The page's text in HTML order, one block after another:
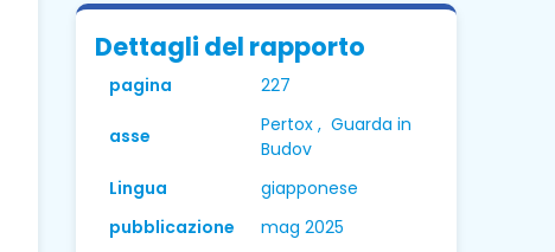
Dettagli del rapporto
pagina 227
asse
Pertox , Guarda in
Budov
Lingua
giapponese
pubblicazione
mag 2025